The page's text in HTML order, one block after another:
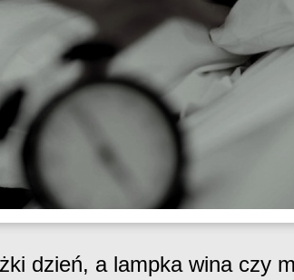
dzień, a lampka wina czy